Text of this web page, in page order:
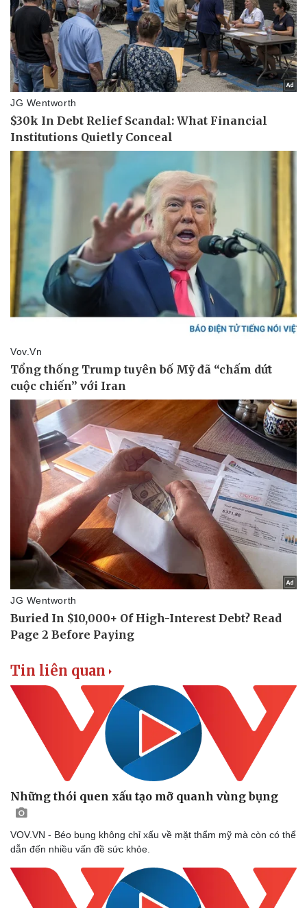
Doanh nghiệp
Thông tin doanh nghiệp
Doanh nghiệp 24h
Doanh nhân
Công nghệ
Sành điệu
Tin Công nghệ
Trải nghiệm
Chuyển đổi số
Tin liên quan
Những thói quen xấu tạo mỡ quanh vùng bụng
VOV.VN - Béo bụng không chỉ xấu về mặt thẩm mỹ mà còn có thể
dẫn đến nhiều vấn đề sức khỏe.